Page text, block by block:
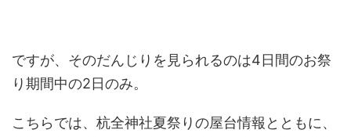
ですが、そのだんじりを見られるのは4日間のお祭
り期間中の2日のみ。
こちらでは、杭全神社夏祭りの屋台情報とともに、